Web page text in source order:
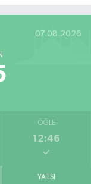
07.08.2026
ÖĞLE
12:46
YATSI